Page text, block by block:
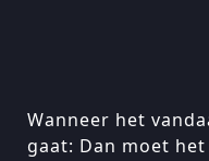
Wanneer het
gaat: Dan moet